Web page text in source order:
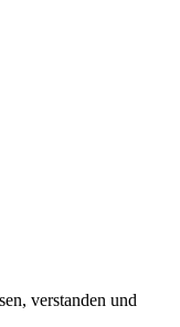
verstanden und